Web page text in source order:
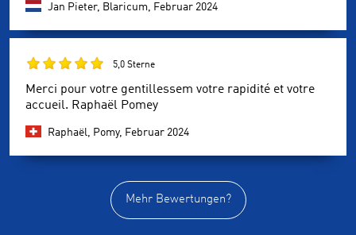
Jan Pieter, Blaricum, Februar 2024
5,0 Sterne
Merci pour votre gentillessem votre rapidité et votre
accueil. Raphaël Pomey
Raphaël, Pomy, Februar 2024
Mehr Bewertungen?